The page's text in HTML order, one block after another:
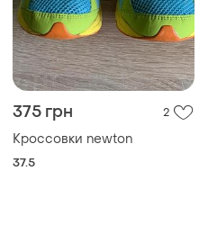
375 грн 2
Кроссовки newton
37.5